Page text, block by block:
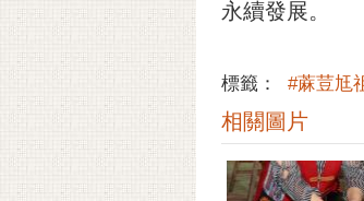
永續發展。
標籤： #蔴荳尪
相關圖片